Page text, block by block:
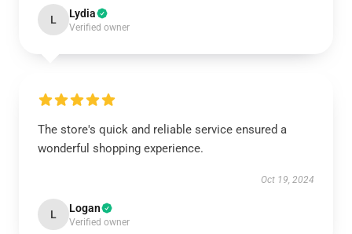
L Lydia
Verified owner
The store's quick and reliable service ensured a
wonderful shopping experience.
Oct 19, 2024
L Logan
Verified owner